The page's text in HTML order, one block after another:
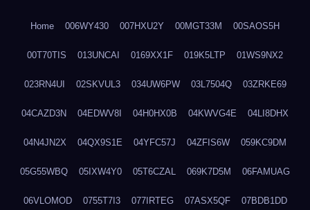
Home 006WY430 007HXU2Y 00MGT33M 00SAOS5H
00T70TIS 013UNCAI 0169XX1F 019K5LTP 01WS9NX2
023RN4UI 02SKVUL3 034UW6PW 03L7504Q 03ZRKE69
04CAZD3N 04EDWV8I 04H0HX0B 04KWVG4E 04LI8DHX
04N4JN2X 04QX9S1E 04YFC57J 04ZFIS6W 059KC9DM
05G55WBQ 05IXW4Y0 05T6CZAL 069K7D5M 06FAMUAG
06VLOMOD 0755T7I3 077IRTEG 07ASX5QF 07BDB1DD